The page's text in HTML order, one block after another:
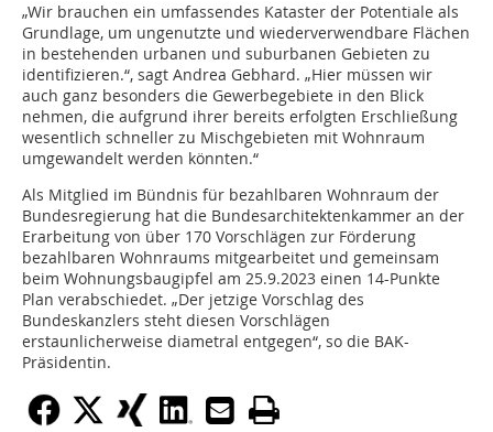
„Wir brauchen ein umfassendes Kataster der Potentiale als
Grundlage, um ungenutzte und wiederverwendbare Flächen
in bestehenden urbanen und suburbanen Gebieten zu
identifizieren.“, sagt Andrea Gebhard. „Hier müssen wir
auch ganz besonders die Gewerbegebiete in den Blick
nehmen, die aufgrund ihrer bereits erfolgten Erschließung
wesentlich schneller zu Mischgebieten mit Wohnraum
umgewandelt werden könnten.“
Als Mitglied im Bündnis für bezahlbaren Wohnraum der
Bundesregierung hat die Bundesarchitektenkammer an der
Erarbeitung von über 170 Vorschlägen zur Förderung
bezahlbaren Wohnraums mitgearbeitet und gemeinsam
beim Wohnungsbaugipfel am 25.9.2023 einen 14-Punkte
Plan verabschiedet. „Der jetzige Vorschlag des
Bundeskanzlers steht diesen Vorschlägen
erstaunlicherweise diametral entgegen“, so die BAK-
Präsidentin.